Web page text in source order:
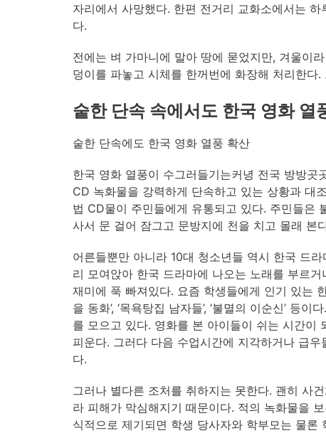
자리에서 사망했다. 한편 전거리 교화소에서는
다.
전에는 벼 가마니에 말아 땅에 묻었지만, 겨울이
덩이를 파놓고 시체를 한꺼번에 화장해 처리한다.
숱한 단속 속에서도 한국 영화 열
숱한 단속에도 한국 영화 열풍 확산
한국 영화 열풍이 수그러들기는커녕 전국 방방
CD 녹화물을 강력하게 단속하고 있는 상황과 대
법 CD물이 주민들에게 유통되고 있다. 주민들은
사서 문 걸어 잠그고 문방지에 천을 치고 몰래 본
어른들뿐만 아니라 10대 청소년들 역시 한국 드
리 모여앉아 한국 드라마에 나오는 노래를 부르
재미에 푹 빠져있다. 요즘 학생들에게 인기 있는 한
을 동화’, ‘목욕탕집 남자들’, ‘불멸의 이순신’ 등
를 모으고 있다. 영화를 본 아이들이 쉬는 시간이
피운다. 그러다 다음 수업시간에 지각하거나 급
다.
그러나 별다른 조처를 취하지는 못한다. 괜히 사
라 피해가 막심해지기 때문이다. 적의 녹화물을
식적으로 제기되면 학생 당사자와 학부모는 물